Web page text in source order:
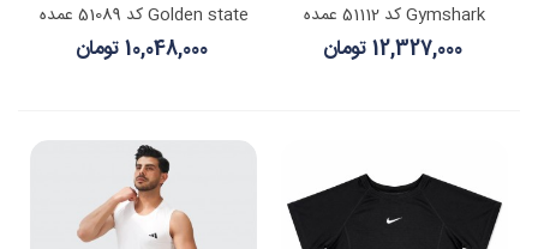
Gymshark کد 51112 عمده
12,327,000 تومان
Golden state کد 51089 عمده
10,048,000 تومان